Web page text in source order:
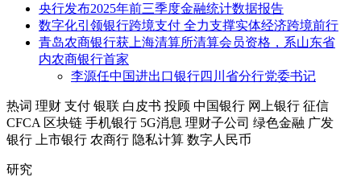
央行发布2025年前三季度金融统计数据报告
数字化引领银行跨境支付 全力支撑实体经济跨境前行
青岛农商银行获上海清算所清算会员资格，系山东省
内农商银行首家
李源任中国进出口银行四川省分行党委书记
热词 理财 支付 银联 白皮书 投顾 中国银行 网上银行 征信
CFCA 区块链 手机银行 5G消息 理财子公司 绿色金融 广发
银行
上市银行 农商行 隐私计算 数字人民币
研究